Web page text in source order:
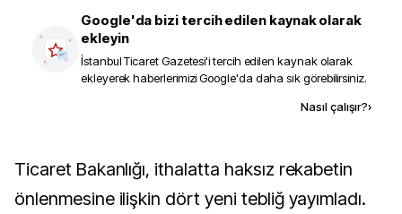
Google'da bizi tercih edilen kaynak olarak
ekleyin
İstanbul Ticaret Gazetesi'i tercih edilen kaynak olarak
ekleyerek haberlerimizi Google'da daha sık görebilirsiniz.
Nasıl çalışır?›
Ticaret Bakanlığı, ithalatta haksız rekabetin
önlenmesine ilişkin dört yeni tebliğ yayımladı.